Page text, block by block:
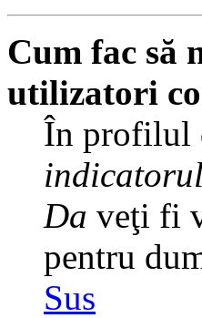
Cum fac să
utilizatori
În profilul
Da veţi fi
pentru
Sus